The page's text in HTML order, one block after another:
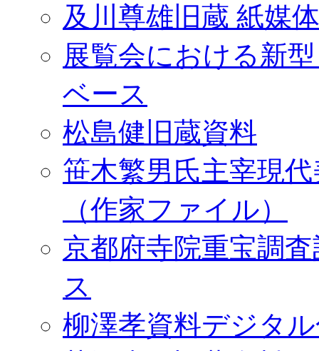
及川尊雄旧蔵 紙媒
展覧会における新
ベース
松島健旧蔵資料
笹木繁男氏主宰現
（作家ファイル）
京都府寺院重宝調
ス
柳澤孝資料デジタ